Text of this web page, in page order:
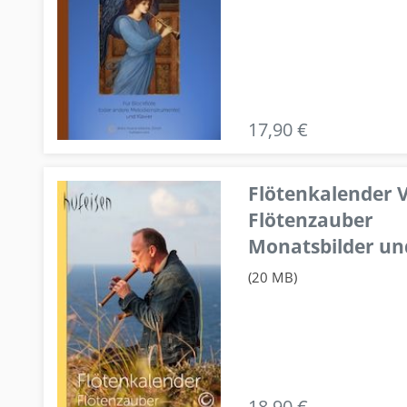
17,90 €
Flötenkalender
Flötenzauber
Monatsbilder
(20 MB)